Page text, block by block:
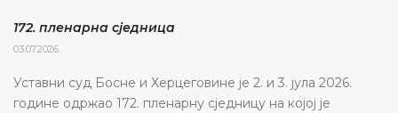
172. пленарна сједницa
03.07.2026.
Уставни суд Босне и Херцеговине је 2. и 3. јула 2026.
године одржао 172. пленарну сједницу на којој је